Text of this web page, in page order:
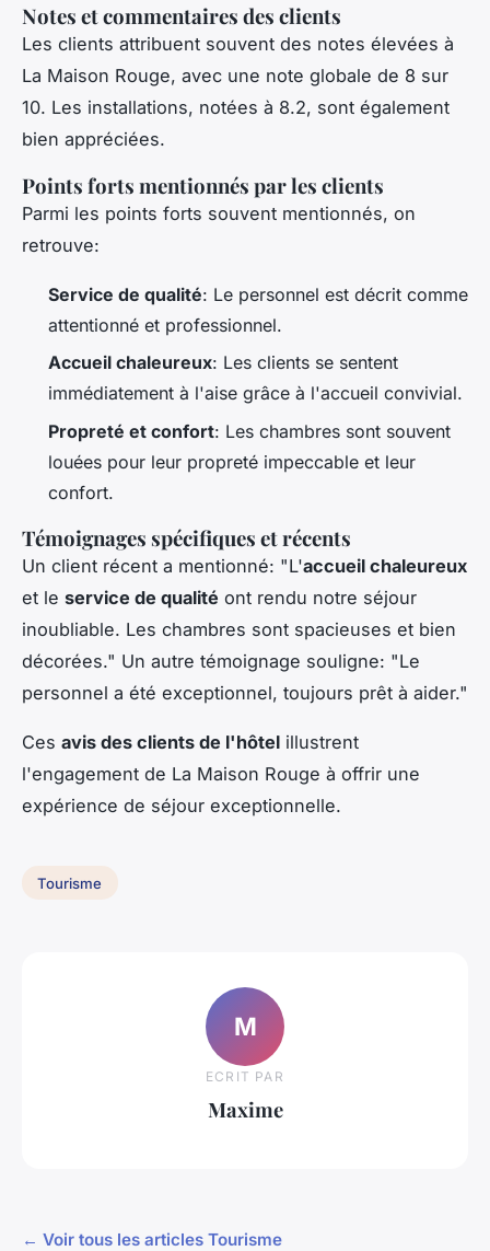
Notes et commentaires des clients
Les clients attribuent souvent des notes élevées à
La Maison Rouge, avec une note globale de 8 sur
10. Les installations, notées à 8.2, sont également
bien appréciées.
Points forts mentionnés par les clients
Parmi les points forts souvent mentionnés, on
retrouve:
Service de qualité: Le personnel est décrit comme
attentionné et professionnel.
Accueil chaleureux: Les clients se sentent
immédiatement à l'aise grâce à l'accueil convivial.
Propreté et confort: Les chambres sont souvent
louées pour leur propreté impeccable et leur
confort.
Témoignages spécifiques et récents
Un client récent a mentionné: "L'accueil chaleureux
et le service de qualité ont rendu notre séjour
inoubliable. Les chambres sont spacieuses et bien
décorées." Un autre témoignage souligne: "Le
personnel a été exceptionnel, toujours prêt à aider."
Ces avis des clients de l'hôtel illustrent
l'engagement de La Maison Rouge à offrir une
expérience de séjour exceptionnelle.
Tourisme
M
ECRIT PAR
Maxime
← Voir tous les articles Tourisme